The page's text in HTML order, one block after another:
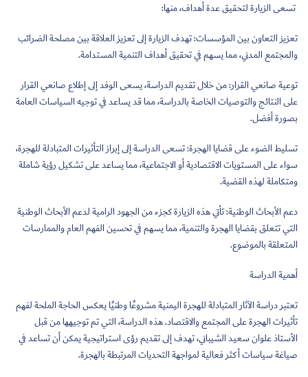
تسعى الزيارة لتحقيق عدة أهداف، منها:
تعزيز التعاون بين المؤسسات: تهدف الزيارة إلى تعزيز العلاقة بين مصلحة الضرائب
والمجتمع المدني، مما يسهم في تحقيق أهداف التنمية المستدامة.
توعية صانعي القرار: من خلال تقديم الدراسة، يسعى الوفد إلى إطلاع صانعي القرار
على النتائج والتوصيات الخاصة بالدراسة، مما قد يساعد في توجيه السياسات العامة
بصورة أفضل.
تسليط الضوء على قضايا الهجرة: تسعى الدراسة إلى إبراز التأثيرات المتبادلة للهجرة،
سواء على المستويات الاقتصادية أو الاجتماعية، مما يساعد على تشكيل رؤية شاملة
ومتكاملة لهذه القضية.
دعم الأبحاث الوطنية: تأتي هذه الزيارة كجزء من الجهود الرامية لدعم الأبحاث الوطنية
التي تتعلق بقضايا الهجرة والتنمية، مما يسهم في تحسين الفهم العام والممارسات
المتعلقة بالموضوع.
أهمية الدراسة
تعتبر دراسة الآثار المتبادلة للهجرة اليمنية مشروعًا وطنيًا يعكس الحاجة الملحة لفهم
تأثيرات الهجرة على المجتمع والاقتصاد. هذه الدراسة، التي تم توجيهها من قبل
الأستاذ علوان سعيد الشيباني، تهدف إلى تقديم رؤى استراتيجية يمكن أن تساعد في
صياغة سياسات أكثر فعالية لمواجهة التحديات المرتبطة بالهجرة.